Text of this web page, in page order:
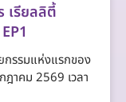
เรียลลิตี้
กรรมแห่งแรกของ
ฎาคม 2569 เวลา